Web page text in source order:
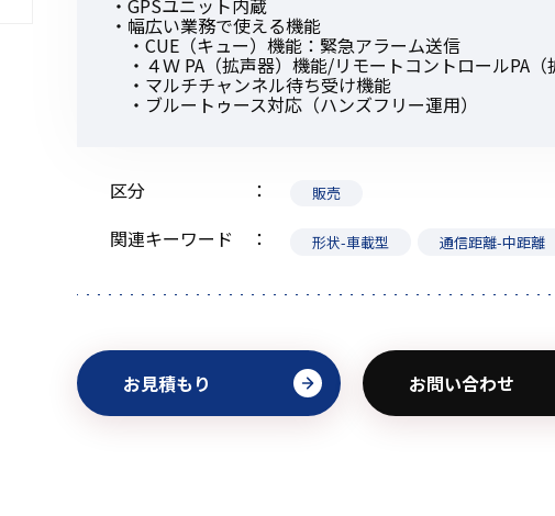
初めてご利用の方
金額から探す
販売商品から探す
・GPSユニット内蔵
・幅広い業務で使える機能
・CUE（キュー）機能：緊急アラーム送信
・４Ｗ PA（拡声器）機能/リモートコントロールPA
・マルチチャンネル待ち受け機能
・ブルートゥース対応（ハンズフリー運用）
区分 販売
関連キーワード 形状-車載型 通信距離-中距離
お見積もり お問い合わせ